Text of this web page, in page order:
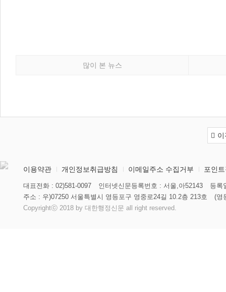
많이 본 뉴스
이용약관 개인정보취급방침 이메일주소 수집거부 포인
대표전화 : 02)581-0097 인터넷신문등록번호 : 서울,아52143
등록
주소 : 우)07250 서울특별시 영등포구 영중로24길 10.2층 213호
(영
Copyrightⓒ 2018 by 대한행정신문 all right reserved.